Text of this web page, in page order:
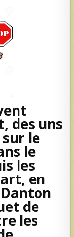
des uns
le
le
les
en
de
les